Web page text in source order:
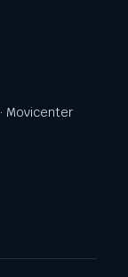
Movicenter